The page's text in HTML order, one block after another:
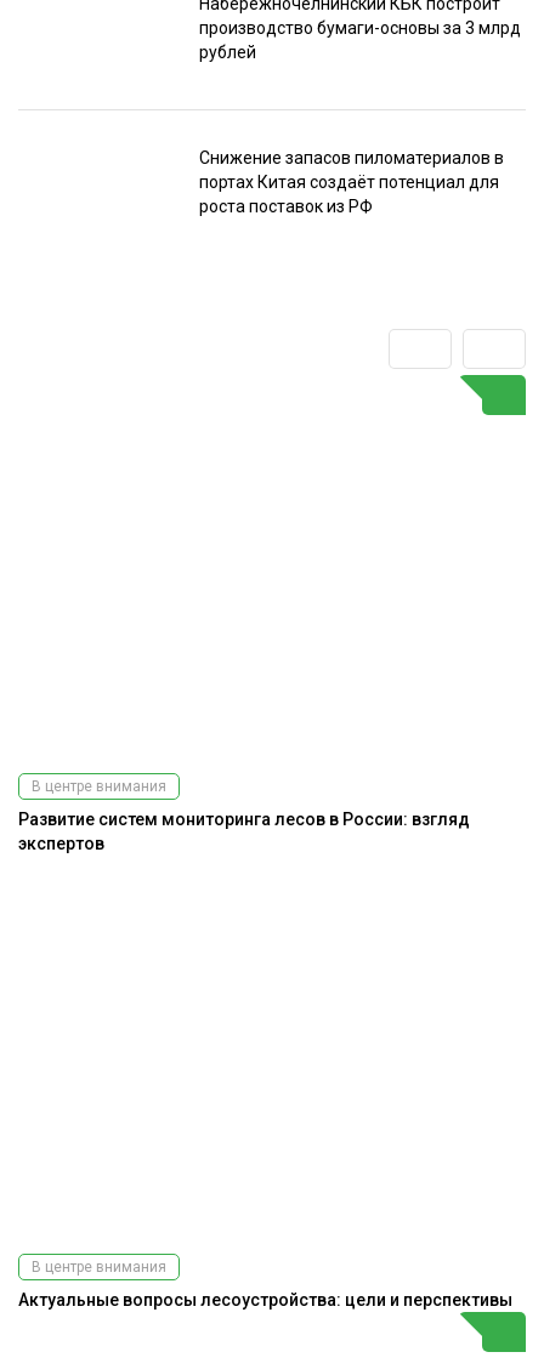
производство бумаги-основы за 3 млрд
рублей
Снижение запасов пиломатериалов в
портах Китая создаёт потенциал для
роста поставок из РФ
В центре внимания
Развитие систем мониторинга лесов в России: взгляд
экспертов
В центре внимания
Актуальные вопросы лесоустройства: цели и перспективы